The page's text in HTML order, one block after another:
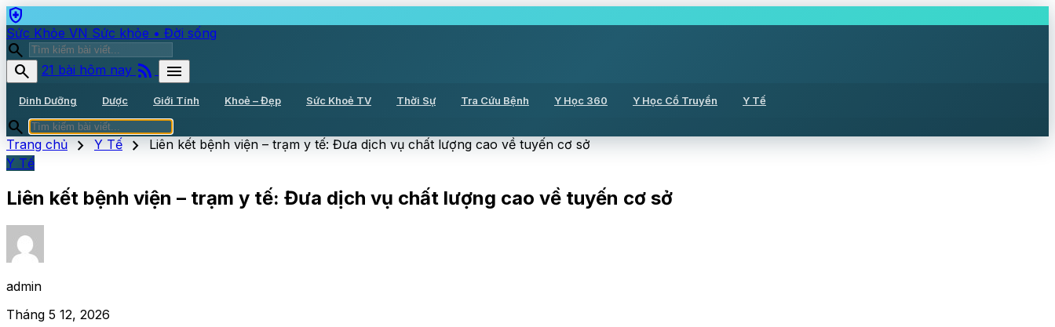
health_and_safety
Sức Khỏe VN Sức khỏe • Đời sống
search
search
21 bài hôm nay rss_feed menu
Dinh Dưỡng Dược Giới Tính Khoẻ – Đẹp Sức Khoẻ TV Thời Sự Tra Cứu Bệnh Y Học 360 Y Học Cổ Truyền Y Tế
search
Trang chủ chevron_right Y Tế chevron_right Liên kết bệnh viện – trạm y tế: Đưa dịch vụ chất lượng cao về tuyến cơ sở
Y Tế
Liên kết bệnh viện – trạm y tế: Đưa dịch vụ chất lượng cao về tuyến cơ sở
admin
Tháng 5 12, 2026